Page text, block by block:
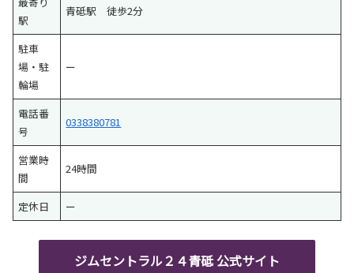
駅
青砥駅 徒歩2分
駐車
場・駐
輪場
ー
電話番
号
0338380781
営業時
間
24時間
定休日 ー
ジムセントラル２４青砥 公式サイト